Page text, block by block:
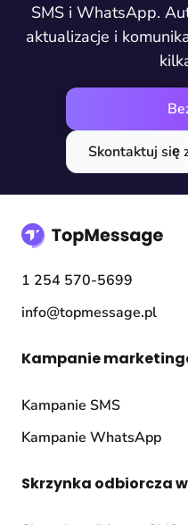
SMS i WhatsApp.
aktualizacje i
Skontaktuj się
1 254 570-5699
info@topmessage.pl
Kampanie
Kampanie SMS
Kampanie WhatsApp
Skrzynka odbiorcza